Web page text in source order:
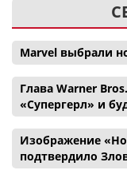
Marvel выбрали
Глава Warner
«Супергерл» и
Изображение
подтвердило